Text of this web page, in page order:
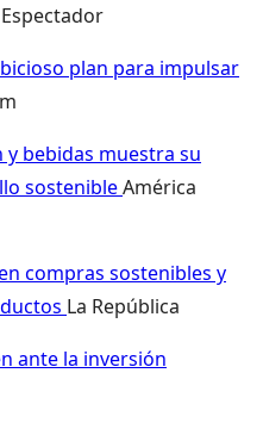
Espectador
plan para impulsar
bebidas muestra su
sostenibleAmérica
compras sostenibles y
La República
ante la inversión